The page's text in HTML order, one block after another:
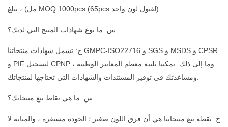
مل) ، يبلغ MOQ 1000pcs (65pcs لقبول لون واحد).
س: ما نوع شهادات المنتج التي لديك؟
ج: تشمل شهادات منتجاتنا GMPC-ISO22716 و SGS و MSDS و CPSR
و PIF لتسجيل CPNP ، وما إلى ذلك. يمكننا تلبية معظم المعايير الوطنية
س: ما هي نقاط بيع منتجاتك؟
ج: نقطة بيع منتجاتنا هي أن فرق اللون صغير ؛ الجودة مستقرة ، والمتانة لا